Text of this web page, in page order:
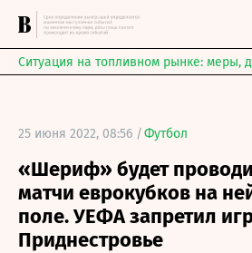
Ситуация на топливном рынке: меры,
25 июня 2022, 08:56 /Футбол
«Шериф» будет
матчи еврокубков на
поле. УЕФА запретил
Приднестровье